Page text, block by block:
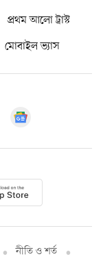
প্রথম আলো ট্রাস্ট
মোবাইল ভ্যাস
নীতি ও শর্ত